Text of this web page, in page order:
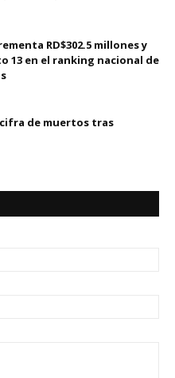
RD$302.5 millones y
13 en el ranking nacional de
cifra de muertos tras